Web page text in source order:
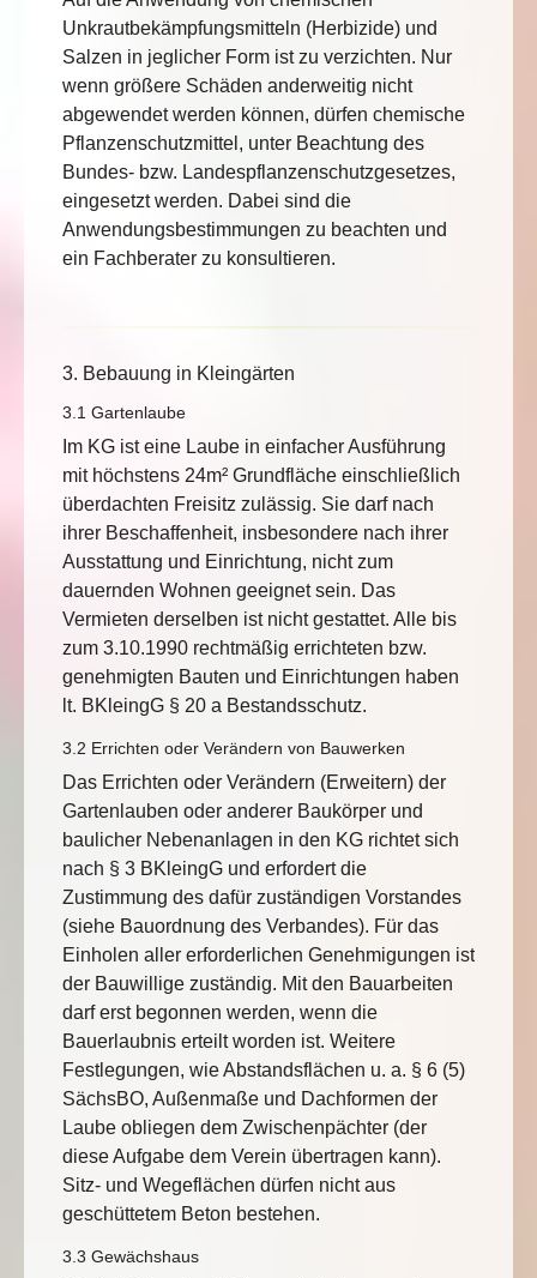
Unkrautbekämpfungsmitteln (Herbizide) und
Salzen in jeglicher Form ist zu verzichten. Nur
wenn größere Schäden anderweitig nicht
abgewendet werden können, dürfen chemische
Pflanzenschutzmittel, unter Beachtung des
Bundes- bzw. Landespflanzenschutzgesetzes,
eingesetzt werden. Dabei sind die
Anwendungsbestimmungen zu beachten und
ein Fachberater zu konsultieren.
3. Bebauung in Kleingärten
3.1 Gartenlaube
Im KG ist eine Laube in einfacher Ausführung
mit höchstens 24m² Grundfläche einschließlich
überdachten Freisitz zulässig. Sie darf nach
ihrer Beschaffenheit, insbesondere nach ihrer
Ausstattung und Einrichtung, nicht zum
dauernden Wohnen geeignet sein. Das
Vermieten derselben ist nicht gestattet. Alle bis
zum 3.10.1990 rechtmäßig errichteten bzw.
genehmigten Bauten und Einrichtungen haben
lt. BKleingG § 20 a Bestandsschutz.
3.2 Errichten oder Verändern von Bauwerken
Das Errichten oder Verändern (Erweitern) der
Gartenlauben oder anderer Baukörper und
baulicher Nebenanlagen in den KG richtet sich
nach § 3 BKleingG und erfordert die
Zustimmung des dafür zuständigen Vorstandes
(siehe Bauordnung des Verbandes). Für das
Einholen aller erforderlichen Genehmigungen ist
der Bauwillige zuständig. Mit den Bauarbeiten
darf erst begonnen werden, wenn die
Bauerlaubnis erteilt worden ist. Weitere
Festlegungen, wie Abstandsflächen u. a. § 6 (5)
SächsBO, Außenmaße und Dachformen der
Laube obliegen dem Zwischenpächter (der
diese Aufgabe dem Verein übertragen kann).
Sitz- und Wegeflächen dürfen nicht aus
geschüttetem Beton bestehen.
3.3 Gewächshaus